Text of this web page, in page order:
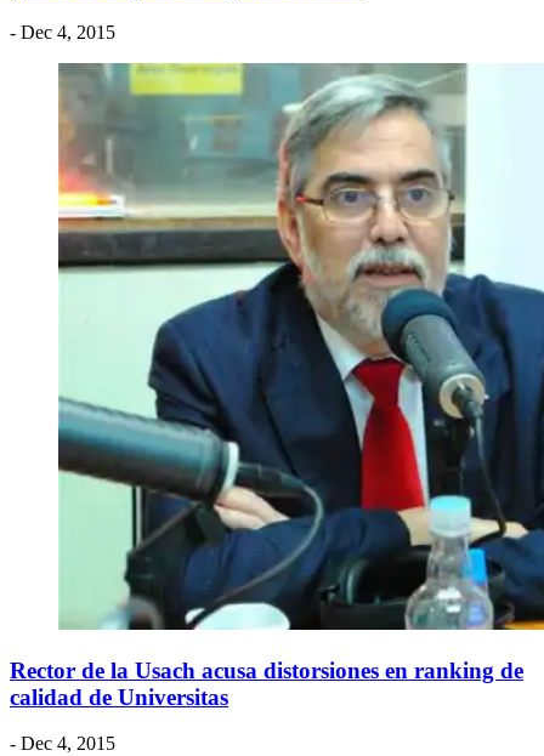
- Dec 4, 2015
Rector de la Usach acusa distorsiones en ranking de
calidad de Universitas
- Dec 4, 2015